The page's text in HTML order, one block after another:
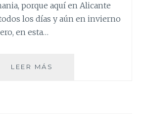
porque aquí en Alicante
los días y aún en invierno
en esta…
LEER MÁS